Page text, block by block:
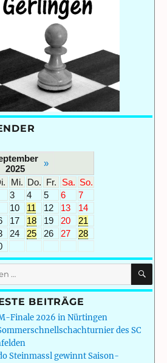
2025
»
Mi. Do. Fr. Sa. So.
3 4 5 6
7
10 11 12 13
14
17 18 19 20
21
24 25 26 27
28
BEITRÄGE
Finale 2026 in Nürtingen
des SC
Steinmassl gewinnt Saison-